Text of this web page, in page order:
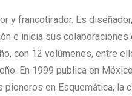
y francotirador. Es
e inicia sus
con 12 volúmenes, entre
En 1999 publica en
en Esquemática, la